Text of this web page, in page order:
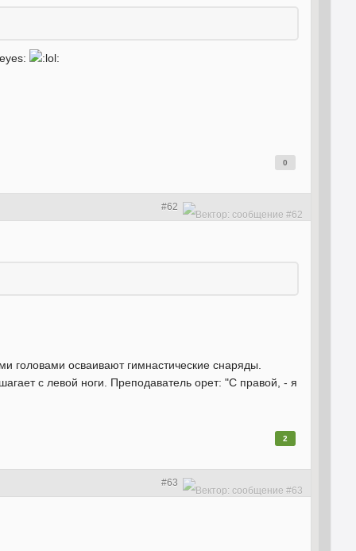
0
#62
головами осваивают гимнастические снаряды.
с левой ноги. Преподаватель орет: "С правой, - я
2
#63